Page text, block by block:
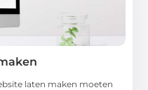
laten maken moeten